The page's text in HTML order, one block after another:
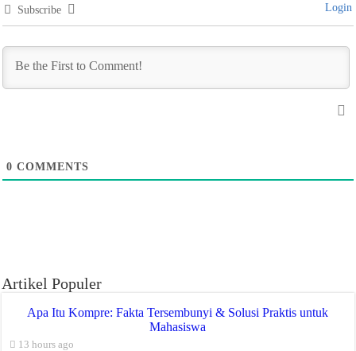
Subscribe Login
0 COMMENTS
Artikel Populer
Apa Itu Kompre: Fakta Tersembunyi & Solusi Praktis untuk
Mahasiswa
13 hours ago